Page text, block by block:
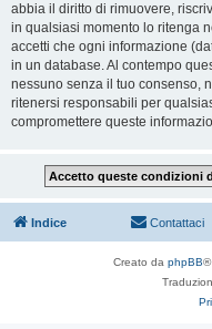
abbia il diritto di rimuovere,
in qualsiasi momento lo ritenga
accetti che ogni informazione
in un database. Al contempo
nessuno senza il tuo consenso,
ritenersi responsabili per
compromettere queste
Indice Contattaci
Creato da phpBB®